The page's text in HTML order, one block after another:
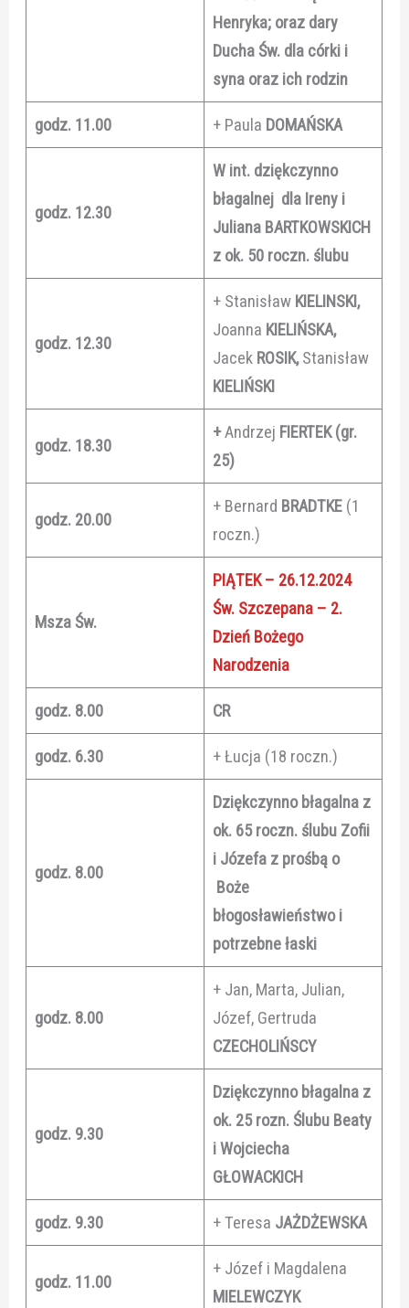
Henryka; oraz dary
Ducha Św. dla córki i
syna oraz ich rodzin
godz. 11.00 + Paula DOMAŃSKA
godz. 12.30
W int. dziękczynno
błagalnej dla Ireny i
Juliana BARTKOWSKICH
z ok. 50 roczn. ślubu
godz. 12.30
+ Stanisław KIELINSKI,
Joanna KIELIŃSKA,
Jacek ROSIK,Stanisław
KIELIŃSKI
godz. 18.30
+Andrzej FIERTEK (gr.
25)
godz. 20.00
+ Bernard BRADTKE (1
roczn.)
Msza Św.
PIĄTEK – 26.12.2024
Św. Szczepana – 2.
Dzień Bożego
Narodzenia
godz. 8.00 CR
godz. 6.30 + Łucja (18 roczn.)
godz. 8.00
Dziękczynno błagalna z
ok. 65 roczn. ślubu Zofii
i Józefa z prośbą o
Boże
błogosławieństwo i
potrzebne łaski
godz. 8.00
+ Jan, Marta, Julian,
Józef, Gertruda
CZECHOLIŃSCY
godz. 9.30
Dziękczynno błagalna z
ok. 25 rozn. Ślubu Beaty
i Wojciecha
GŁOWACKICH
godz. 9.30 + Teresa JAŻDŻEWSKA
godz. 11.00
+ Józef i Magdalena
MIELEWCZYK